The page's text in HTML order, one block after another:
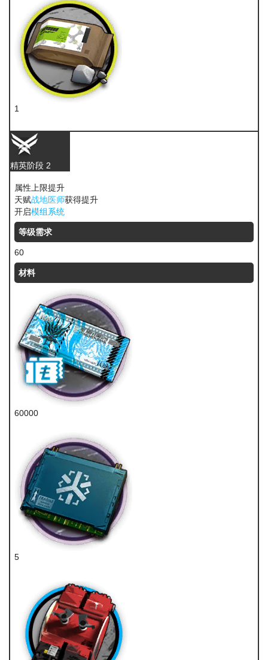
1
精英阶段 2
属性上限提升
天赋战地医师获得提升
开启模组系统
等级需求
60
材料
60000
5